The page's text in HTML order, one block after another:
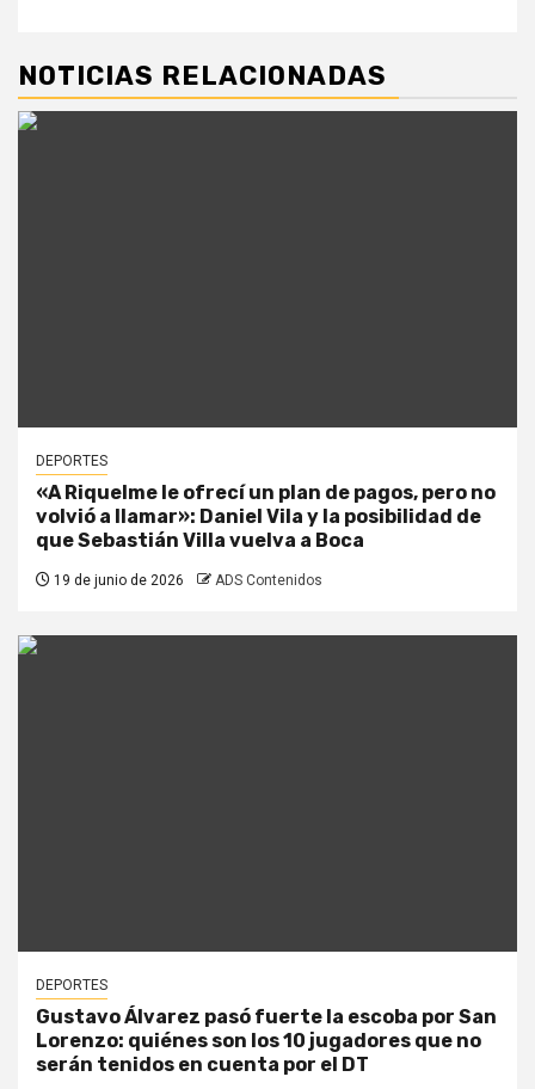
NOTICIAS RELACIONADAS
DEPORTES
«A Riquelme le ofrecí un plan de pagos, pero no
volvió a llamar»: Daniel Vila y la posibilidad de
que Sebastián Villa vuelva a Boca
19 de junio de 2026 ADS Contenidos
DEPORTES
Gustavo Álvarez pasó fuerte la escoba por San
Lorenzo: quiénes son los 10 jugadores que no
serán tenidos en cuenta por el DT